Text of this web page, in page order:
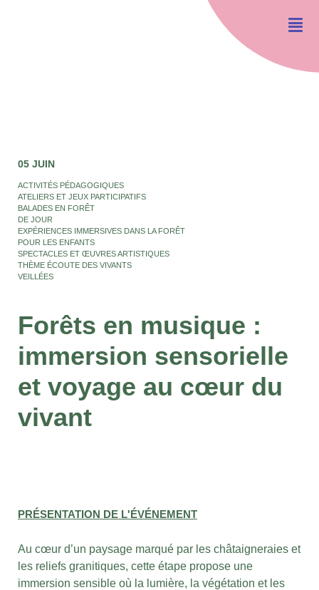
05 JUIN
ACTIVITÉS PÉDAGOGIQUES
ATELIERS ET JEUX PARTICIPATIFS
BALADES EN FORÊT
DE JOUR
EXPÉRIENCES IMMERSIVES DANS LA FORÊT
POUR LES ENFANTS
SPECTACLES ET ŒUVRES ARTISTIQUES
THÈME ÉCOUTE DES VIVANTS
VEILLÉES
Forêts en musique :
immersion sensorielle
et voyage au cœur du
vivant
PRÉSENTATION DE L'ÉVÉNEMENT
Au cœur d’un paysage marqué par les châtaigneraies et
les reliefs granitiques, cette étape propose une
immersion sensible où la lumière, la végétation et les